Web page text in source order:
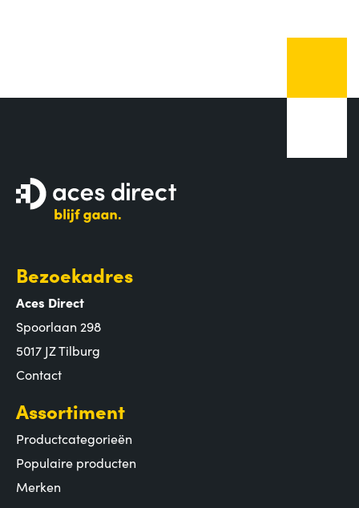
Bezoekadres
Aces Direct
Spoorlaan 298
5017 JZ Tilburg
Contact
Assortiment
Productcategorieën
Populaire producten
Merken